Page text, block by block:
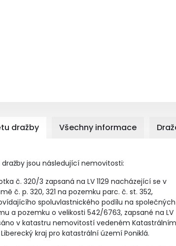
dražby Všechny informace
jsou následující nemovitosti:
č. 320/3 zapsaná na LV 1129 nacházející se v
č. p. 320, 321 na pozemku parc. č. st. 352,
spoluvlastnického podílu na společných
a pozemku o velikosti 542/6763, zapsané na LV
v katastru nemovitostí vedeném Katastrálním
kraj pro katastrální území Poniklá.